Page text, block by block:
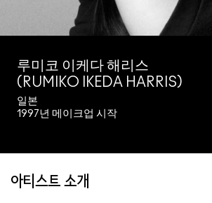
루미코 이케다 해리스
(RUMIKO IKEDA HARRIS)
일본
1997년 메이크업 시작
아티스트 소개